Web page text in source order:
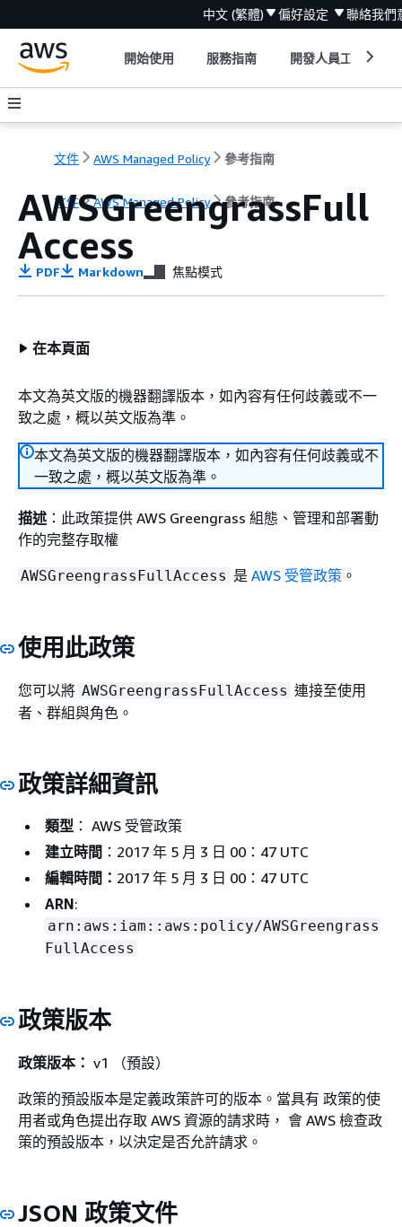
中文 (繁體) 偏好設定 聯絡我們
開始使用 服務指南 開發人員工具
文件 AWS Managed Policy 參考指南
文件 AWS Managed Policy 參考指南
AWSGreengrassFull
Access
PDF Markdown 焦點模式
在本頁面
本文為英文版的機器翻譯版本，如內容有任何歧義或不一
致之處，概以英文版為準。
本文為英文版的機器翻譯版本，如內容有任何歧義或不
一致之處，概以英文版為準。
描述 ：此政策提供 AWS Greengrass 組態、管理和部署動
作的完整存取權
AWSGreengrassFullAccess 是 AWS 受管政策 。
使用此政策
您可以將 AWSGreengrassFullAccess 連接至使用
者、群組與角色。
政策詳細資訊
類型 ： AWS 受管政策
建立時間 ：2017 年 5 月 3 日 00：47 UTC
編輯時間： 2017 年 5 月 3 日 00：47 UTC
ARN:
arn:aws:iam::aws:policy/AWSGreengrass
FullAccess
政策版本
政策版本： v1 （預設）
政策的預設版本是定義政策許可的版本。當具有 政策的使
用者或角色提出存取 AWS 資源的請求時， 會 AWS 檢查政
策的預設版本，以決定是否允許請求。
JSON 政策文件